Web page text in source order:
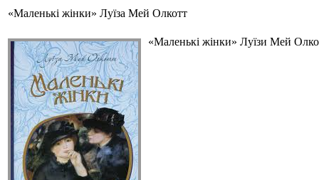
«Маленькі жінки» Луїза Мей Олкотт
«Маленькі жінки» Луїзи Мей